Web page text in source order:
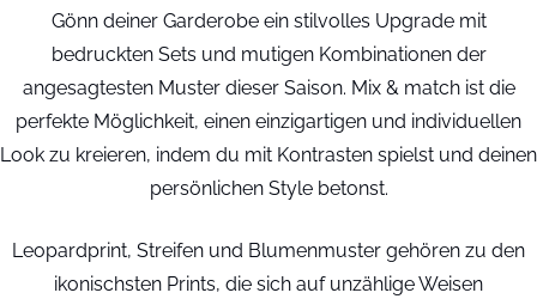
Gönn deiner Garderobe ein stilvolles Upgrade mit
bedruckten Sets und mutigen Kombinationen der
angesagtesten Muster dieser Saison. Mix & match ist die
perfekte Möglichkeit, einen einzigartigen und individuellen
Look zu kreieren, indem du mit Kontrasten spielst und deinen
persönlichen Style betonst.
Leopardprint, Streifen und Blumenmuster gehören zu den
ikonischsten Prints, die sich auf unzählige Weisen